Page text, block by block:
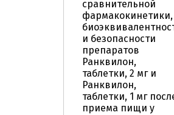
сравнительной
фармакокинетики,
и безопасности
препаратов
Ранквилон,
таблетки, 2 мг и
Ранквилон,
таблетки, 1 мг
приема пищи у